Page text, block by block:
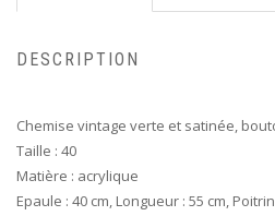
DESCRIPTION
Chemise vintage verte et satinée,
Taille : 40
Matière : acrylique
Epaule : 40 cm, Longueur : 55 cm,